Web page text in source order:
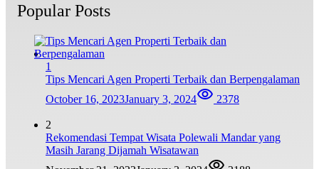
Popular Posts
1
Tips Mencari Agen Properti Terbaik dan Berpengalaman
October 16, 2023January 3, 2024 2378
2
Rekomendasi Tempat Wisata Polewali Mandar yang
Masih Jarang Dijamah Wisatawan